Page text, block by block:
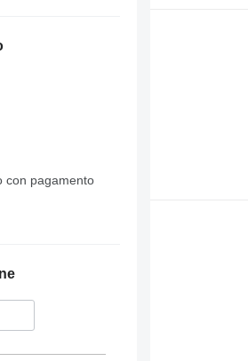
con pagamento